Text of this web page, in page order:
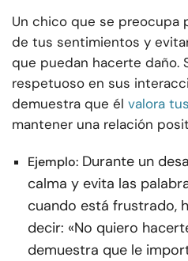
Un chico que se preocupa
de tus sentimientos y
que puedan hacerte daño.
respetuoso en sus
demuestra que él valora
mantener una relación
Ejemplo: Durante un
calma y evita las
cuando está frustrado,
decir: «No quiero
demuestra que le